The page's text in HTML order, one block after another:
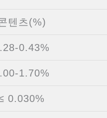
텐츠(%)
0.43%
1.70%
0.030%